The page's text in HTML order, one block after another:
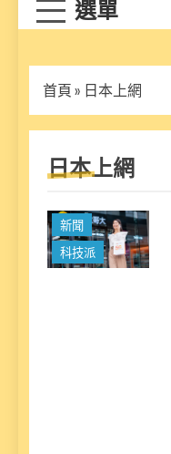
首頁 » 日本上網
日本上網
新聞
科技派